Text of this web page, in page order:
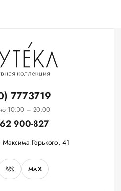
7773719
10:00 – 20:00
900-827
Горького, 41
MAX